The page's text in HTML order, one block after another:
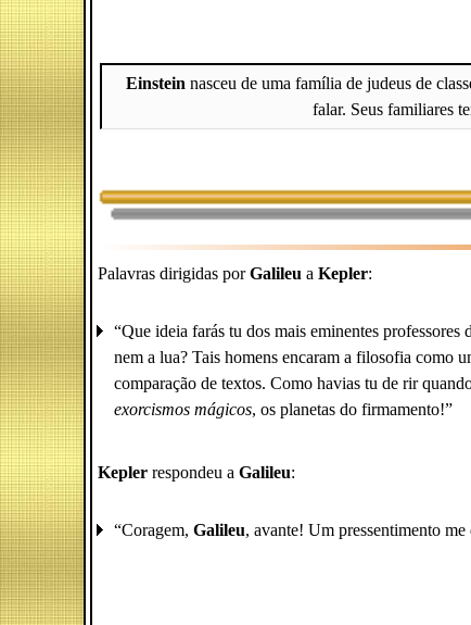
Einstein nasceu de uma família de judeus de
falar. Seus familiares
Palavras dirigidas porGalileu a Kepler:
“Que ideia farás tu dos mais eminentes
nem a lua? Tais homens encaram a filosofia como
comparação de textos. Como havias tu de rir
exorcismos mágicos, os planetas do firmamento!”
Kepler respondeu a Galileu:
“Coragem, Galileu, avante! Um pressentimento